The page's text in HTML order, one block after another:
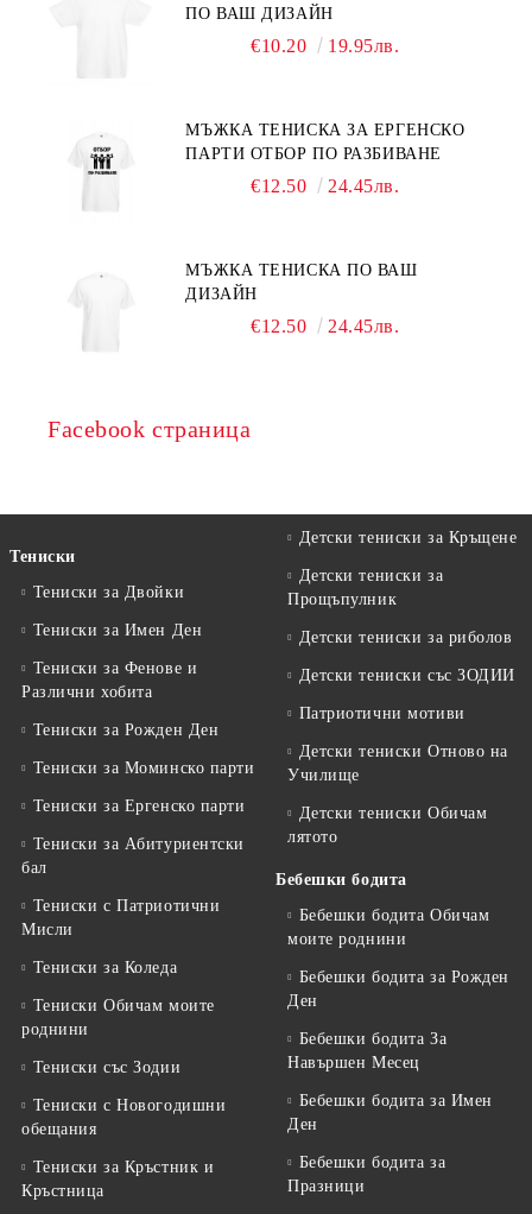
ПО ВАШ ДИЗАЙН
€10.20 19.95лв.
МЪЖКА ТЕНИСКА ЗА ЕРГЕНСКО
ПАРТИ ОТБОР ПО РАЗБИВАНЕ
€12.50 24.45лв.
МЪЖКА ТЕНИСКА ПО ВАШ
ДИЗАЙН
€12.50 24.45лв.
Facebook страница
Тениски
Тениски за Двойки
Тениски за Имен Ден
Тениски за Фенове и
Различни хобита
Тениски за Рожден Ден
Тениски за Mоминско парти
Тениски за Eргенско парти
Тениски за Aбитуриентски
бал
Тениски с Патриотични
Мисли
Тениски за Коледа
Тениски Обичам моите
роднини
Тениски със Зодии
Тениски с Новогодишни
обещания
Тениски за Кръстник и
Кръстница
Детски тениски за Кръщене
Детски тениски за
Прощъпулник
Детски тениски за риболов
Детски тениски със ЗОДИИ
Патриотични мотиви
Детски тениски Отново на
Училище
Детски тениски Обичам
лятото
Бебешки бодита
Бебешки бодита Обичам
моите роднини
Бебешки бодита за Рожден
Ден
Бебешки бодита За
Навършен Месец
Бебешки бодита за Имен
Ден
Бебешки бодита за
Празници